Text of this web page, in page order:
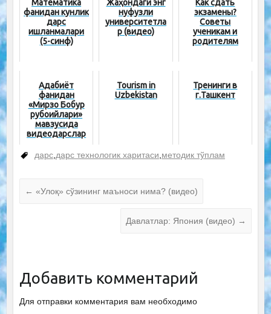
Математика
фанидан кунлик
дарс
ишланмалари
(5-синф)
Жаҳондаги энг
нуфузли
университетла
р (видео)
Как сдать
экзамены?
Советы
ученикам и
родителям
Адабиёт
фанидан
«Мирзо Бобур
рубоийлари»
мавзусида
видеодарслар
Tourism in
Uzbekistan
Тренинги в
г.Ташкент
дарс,дарс технологик харитаси,методик тўплам
← «Улоқ» сўзининг маъноси нима? (видео)
Давлатлар: Япония (видео) →
Добавить комментарий
Для отправки комментария вам необходимо